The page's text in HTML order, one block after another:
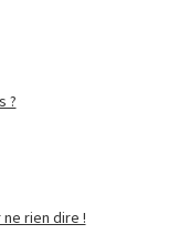
?
rien dire !